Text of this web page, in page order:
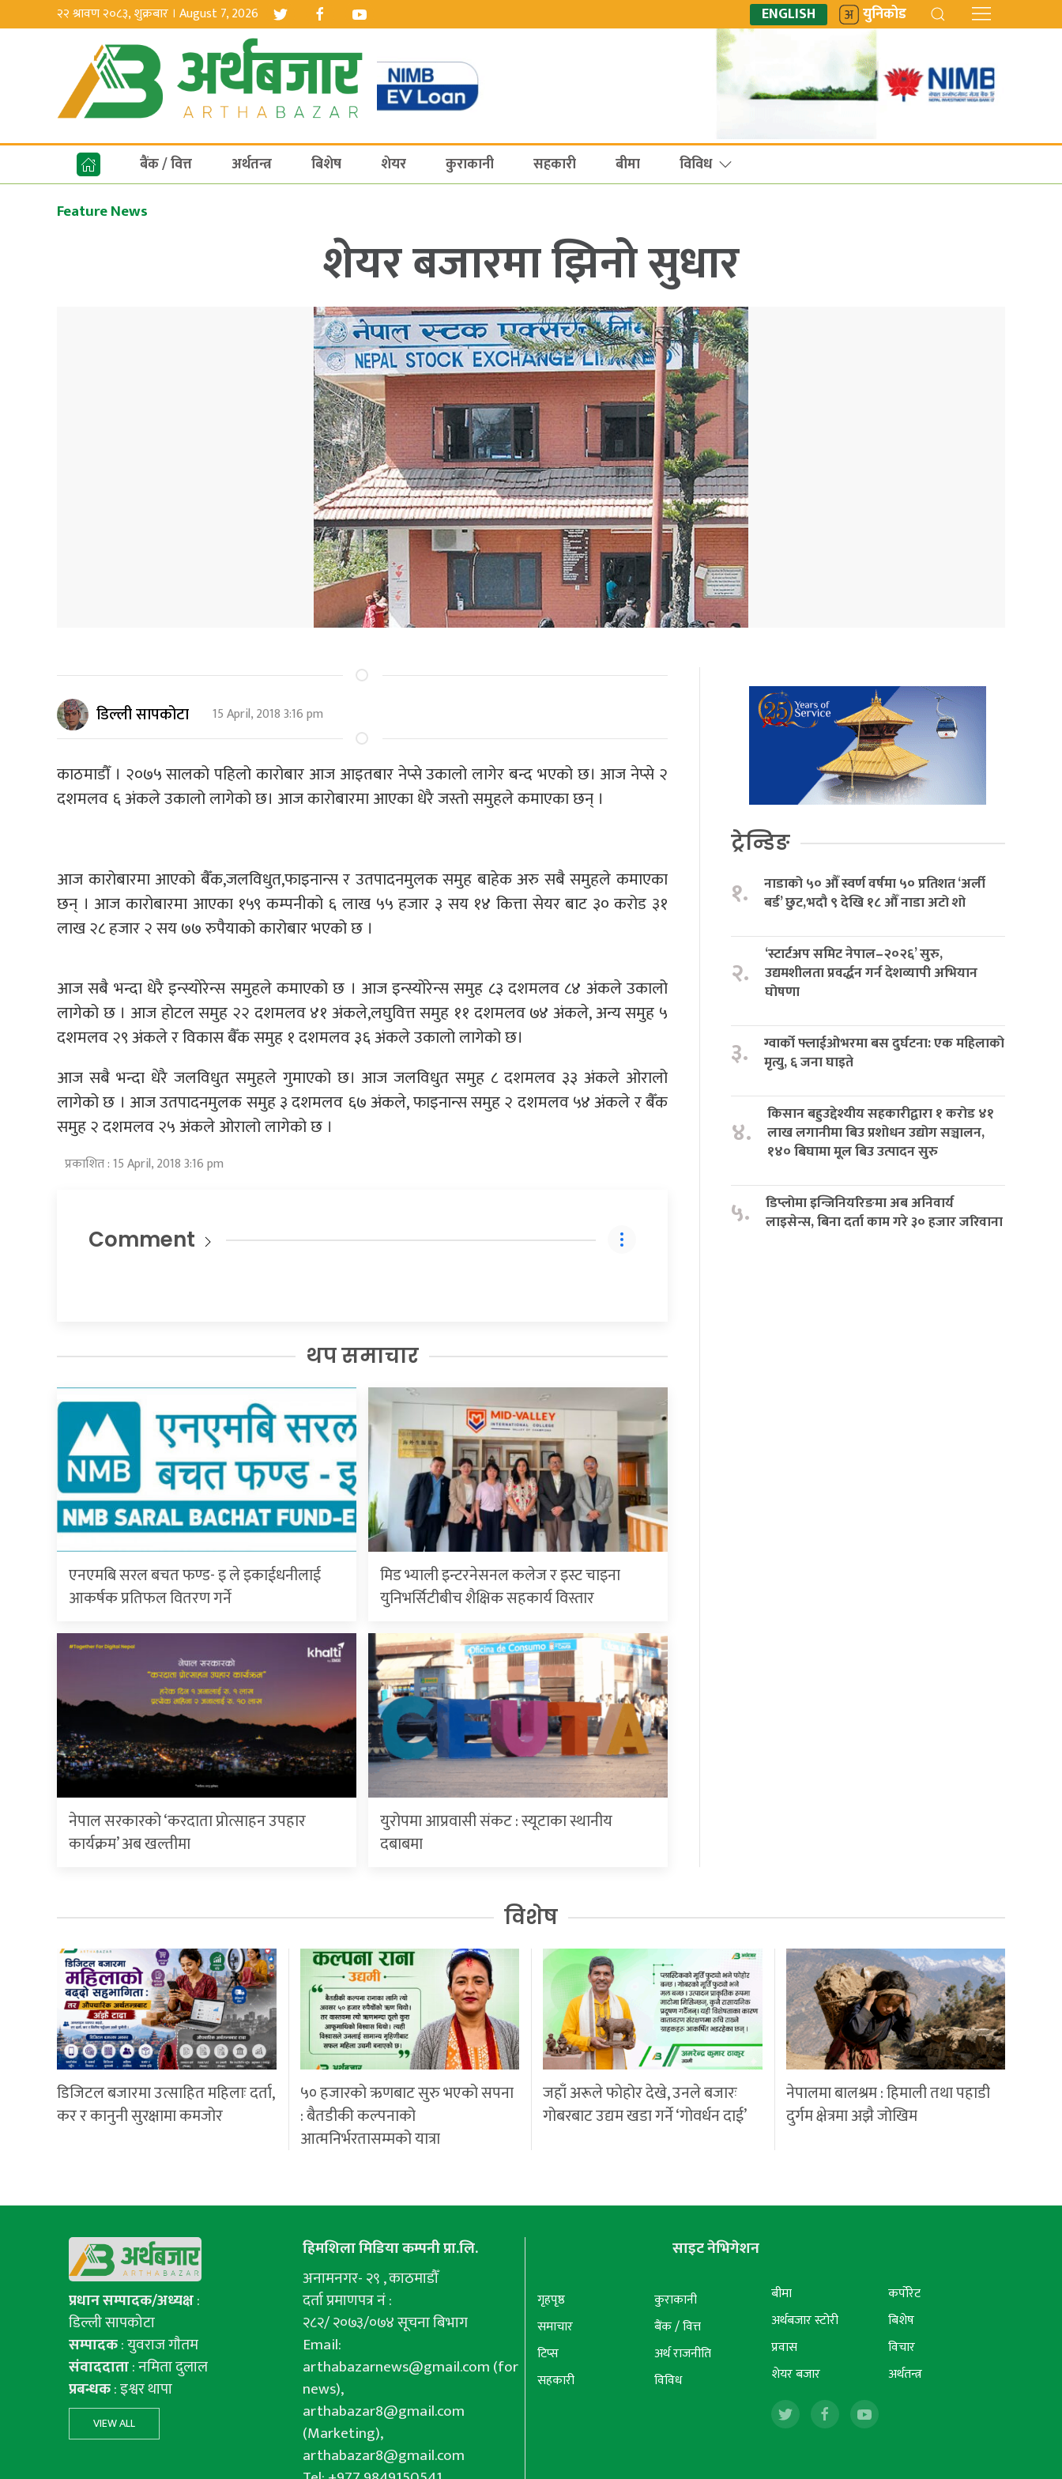
२२ श्रावण २०८३, शुक्रबार । August 7, 2026 ENGLISH युनिकोड
बैंक / वित्त अर्थतन्त्र बिशेष शेयर कुराकानी सहकारी बीमा विविध
Feature News
शेयर बजारमा झिनो सुधार
डिल्ली सापकोटा 15 April, 2018 3:16 pm
काठमाडौँ । २०७५ सालको पहिलो कारोबार आज आइतबार नेप्से उकालो लागेर बन्द भएको छ। आज नेप्से २
दशमलव ६ अंकले उकालो लागेको छ। आज कारोबारमा आएका धेरै जस्तो समुहले कमाएका छन् ।
आज कारोबारमा आएको बैँक,जलविधुत,फाइनान्स र उतपादनमुलक समुह बाहेक अरु सबै समुहले कमाएका
छन् । आज कारोबारमा आएका १५९ कम्पनीको ६ लाख ५५ हजार ३ सय १४ कित्ता सेयर बाट ३० करोड ३१
लाख २८ हजार २ सय ७७ रुपैयाको कारोबार भएको छ ।
आज सबै भन्दा धेरै इन्स्योरेन्स समुहले कमाएको छ । आज इन्स्योरेन्स समुह ८३ दशमलव ८४ अंकले उकालो
लागेको छ । आज होटल समुह २२ दशमलव ४१ अंकले,लघुवित्त समुह ११ दशमलव ७४ अंकले, अन्य समुह ५
दशमलव २९ अंकले र विकास बैँक समुह १ दशमलव ३६ अंकले उकालो लागेको छ।
आज सबै भन्दा धेरै जलविधुत समुहले गुमाएको छ। आज जलविधुत समुह ८ दशमलव ३३ अंकले ओरालो
लागेको छ । आज उतपादनमुलक समुह ३ दशमलव ६७ अंकले, फाइनान्स समुह २ दशमलव ५४ अंकले र बैँक
समुह २ दशमलव २५ अंकले ओरालो लागेको छ ।
प्रकाशित : 15 April, 2018 3:16 pm
Comment
थप समाचार
एनएमबि सरल बचत फण्ड- इ ले इकाईधनीलाई
आकर्षक प्रतिफल वितरण गर्ने
मिड भ्याली इन्टरनेसनल कलेज र इस्ट चाइना
युनिभर्सिटीबीच शैक्षिक सहकार्य विस्तार
नेपाल सरकारको ‘करदाता प्रोत्साहन उपहार
कार्यक्रम’ अब खल्तीमा
युरोपमा आप्रवासी संकट : स्यूटाका स्थानीय
दबाबमा
ट्रेन्डिङ
१.
नाडाको ५० औँ स्वर्ण वर्षमा ५० प्रतिशत ‘अर्ली
बर्ड’ छुट,भदौ ९ देखि १८ औँ नाडा अटो शो
२.
‘स्टार्टअप समिट नेपाल–२०२६’ सुरु,
उद्यमशीलता प्रवर्द्धन गर्न देशव्यापी अभियान
घोषणा
३.
ग्वार्को फ्लाईओभरमा बस दुर्घटना: एक महिलाको
मृत्यु, ६ जना घाइते
४.
किसान बहुउद्देश्यीय सहकारीद्वारा १ करोड ४१
लाख लगानीमा बिउ प्रशोधन उद्योग सञ्चालन,
१४० बिघामा मूल बिउ उत्पादन सुरु
५.
डिप्लोमा इन्जिनियरिङमा अब अनिवार्य
लाइसेन्स, बिना दर्ता काम गरे ३० हजार जरिवाना
विशेष
डिजिटल बजारमा उत्साहित महिलाः दर्ता,
कर र कानुनी सुरक्षामा कमजोर
५० हजारको ऋणबाट सुरु भएको सपना
: बैतडीकी कल्पनाको
आत्मनिर्भरतासम्मको यात्रा
जहाँ अरूले फोहोर देखे, उनले बजारः
गोबरबाट उद्यम खडा गर्ने ‘गोवर्धन दाई’
नेपालमा बालश्रम : हिमाली तथा पहाडी
दुर्गम क्षेत्रमा अझै जोखिम
प्रधान सम्पादक/अध्यक्ष:
डिल्ली सापकोटा
सम्पादक: युवराज गाैतम
संवाददाता: नमिता दुलाल
प्रबन्धक: इश्वर थापा
VIEW ALL
हिमशिला मिडिया कम्पनी प्रा.लि.
अनामनगर- २९ , काठमाडौँ
दर्ता प्रमाणपत्र नं :
२८२/ २०७३/०७४ सूचना बिभाग
Email:
arthabazarnews@gmail.com(for
news),
arthabazar8@gmail.com
(Marketing),
arthabazar8@gmail.com
साइट नेभिगेशन
गृहपृष्ठ
समाचार
टिप्स
सहकारी
कुराकानी
बैंक / वित्त
अर्थ राजनीति
विविध
बीमा
अर्थबजार स्टोरी
प्रवास
शेयर बजार
कर्पोरेट
बिशेष
विचार
अर्थतन्त्र